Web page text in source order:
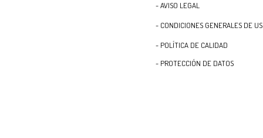
- AVISO LEGAL
- CONDICIONES GENERALES DE
- POLÍTICA DE CALIDAD
- PROTECCIÓN DE DATOS